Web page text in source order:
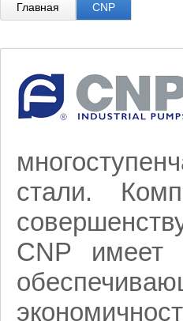
Главная CNP
стали.
CNP имеет